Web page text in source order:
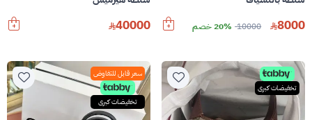
8000
10000 20% خصم 40000
تخفيضات كبرى
سعر قابل للتفاوض
تخفيضات كبرى